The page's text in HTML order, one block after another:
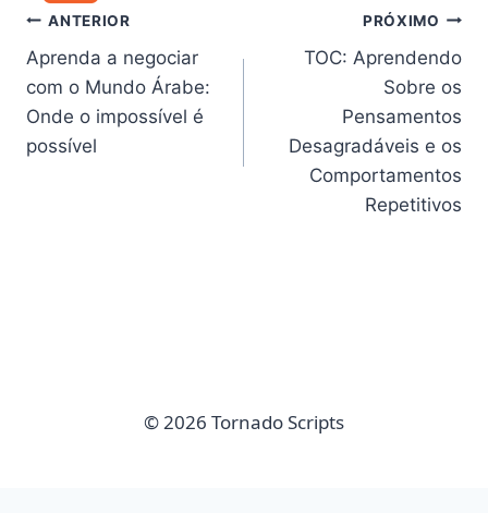
Navegação
de
Post
ANTERIOR
Aprenda a negociar
com o Mundo Árabe:
Onde o impossível é
possível
PRÓXIMO
TOC: Aprendendo
Sobre os
Pensamentos
Desagradáveis e os
Comportamentos
Repetitivos
© 2026 Tornado Scripts